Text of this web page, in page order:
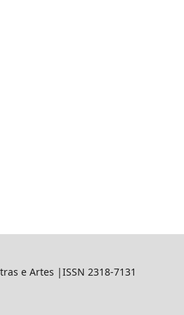
e Artes |ISSN 2318-7131